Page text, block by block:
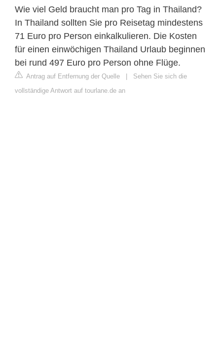
Wie viel Geld braucht man pro Tag in Thailand?
In Thailand sollten Sie pro Reisetag mindestens
71 Euro pro Person einkalkulieren. Die Kosten
für einen einwöchigen Thailand Urlaub beginnen
bei rund 497 Euro pro Person ohne Flüge.
Antrag auf Entfernung der Quelle | Sehen Sie sich die
vollständige Antwort auf tourlane.de an